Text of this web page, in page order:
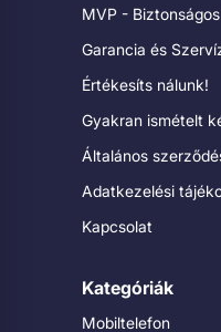
MVP -
Garancia és
Értékesíts nálunk!
Gyakran ismételt
Általános
Adatkezelési
Kapcsolat
Kategóriák
Mobiltelefon